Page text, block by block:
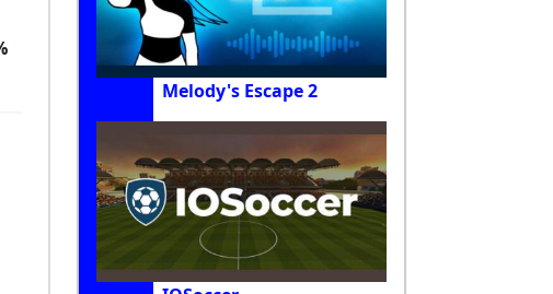
Melody's Escape 2